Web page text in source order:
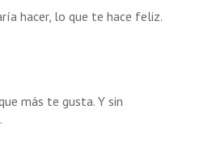
hacer, lo que te hace feliz.
más te gusta. Y sin